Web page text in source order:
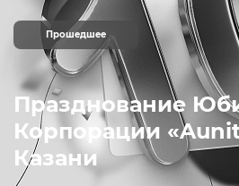
Прошедшее
Празднование
Корпорации
Казани